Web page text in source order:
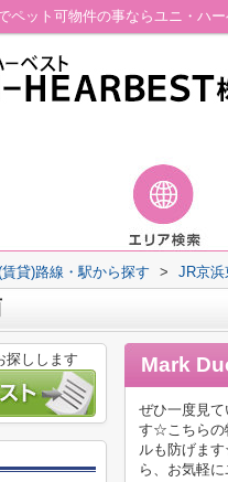
ペット可物件の事ならユニ・ハー
賃貸)路線・駅から探す > JR京浜
Mark
ぜひ一度見
す☆こちらの
ルも防げま
ら、お気軽
探しします